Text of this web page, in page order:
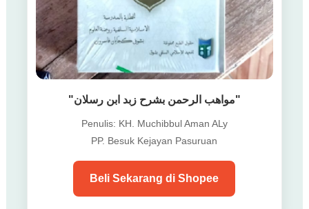
"مواهب الرحمن بشرح زبد ابن رسلان"
Penulis: KH. Muchibbul Aman ALy
PP. Besuk Kejayan Pasuruan
Beli Sekarang di Shopee